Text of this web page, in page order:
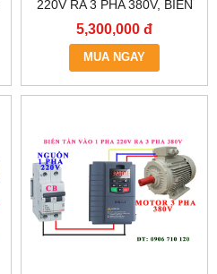
220V RA 3 PHA 380V, BIẾN
TẦN KCLY KOC600-
3R7GT3-B
5,300,000 đ
MUA NGAY